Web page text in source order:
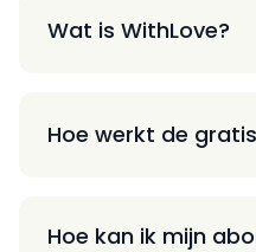
Wat is WithLove?
Hoe werkt de
Hoe kan ik mijn